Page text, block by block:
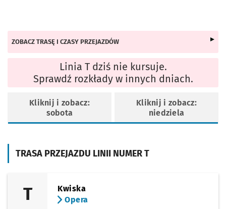
TRASA PRZEJAZDU LINII NUMER T
T
Kwiska
Opera
ZOBACZ TRASĘ I CZASY PRZEJAZDÓW
Linia T dziś nie kursuje.
Sprawdź rozkłady w innych dniach.
Kliknij i zobacz:
sobota
Kliknij i zobacz:
niedziela